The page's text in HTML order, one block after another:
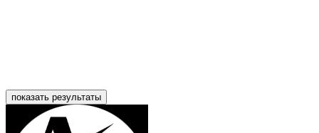
показать результаты